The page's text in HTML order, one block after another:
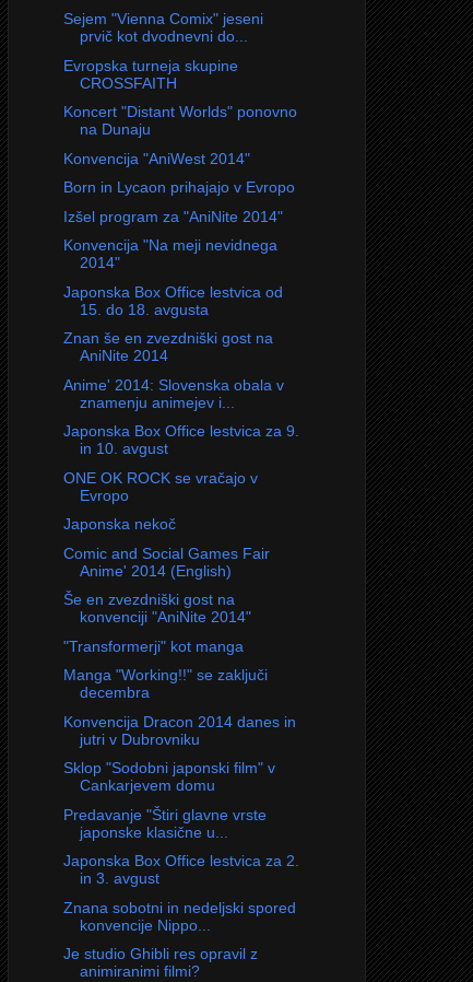
Sejem "Vienna Comix" jeseni
prvič kot dvodnevni do...
Evropska turneja skupine
CROSSFAITH
Koncert "Distant Worlds" ponovno
na Dunaju
Konvencija "AniWest 2014"
Born in Lycaon prihajajo v Evropo
Izšel program za "AniNite 2014"
Konvencija "Na meji nevidnega
2014"
Japonska Box Office lestvica od
15. do 18. avgusta
Znan še en zvezdniški gost na
AniNite 2014
Anime' 2014: Slovenska obala v
znamenju animejev i...
Japonska Box Office lestvica za 9.
in 10. avgust
ONE OK ROCK se vračajo v
Evropo
Japonska nekoč
Comic and Social Games Fair
Anime' 2014 (English)
Še en zvezdniški gost na
konvenciji "AniNite 2014"
"Transformerji" kot manga
Manga "Working!!" se zaključi
decembra
Konvencija Dracon 2014 danes in
jutri v Dubrovniku
Sklop "Sodobni japonski film" v
Cankarjevem domu
Predavanje "Štiri glavne vrste
japonske klasične u...
Japonska Box Office lestvica za 2.
in 3. avgust
Znana sobotni in nedeljski spored
konvencije Nippo...
Je studio Ghibli res opravil z
animiranimi filmi?